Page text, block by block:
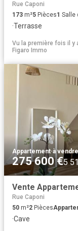
Rue Caponi
173 m²5 Pièces1 Salle
·Terrasse
Vu la première fois il y
Figaro Immo
Appartement·à vendre
275 600 €5
Vente
Rue Caponi
50 m²2 Pièces
·Cave